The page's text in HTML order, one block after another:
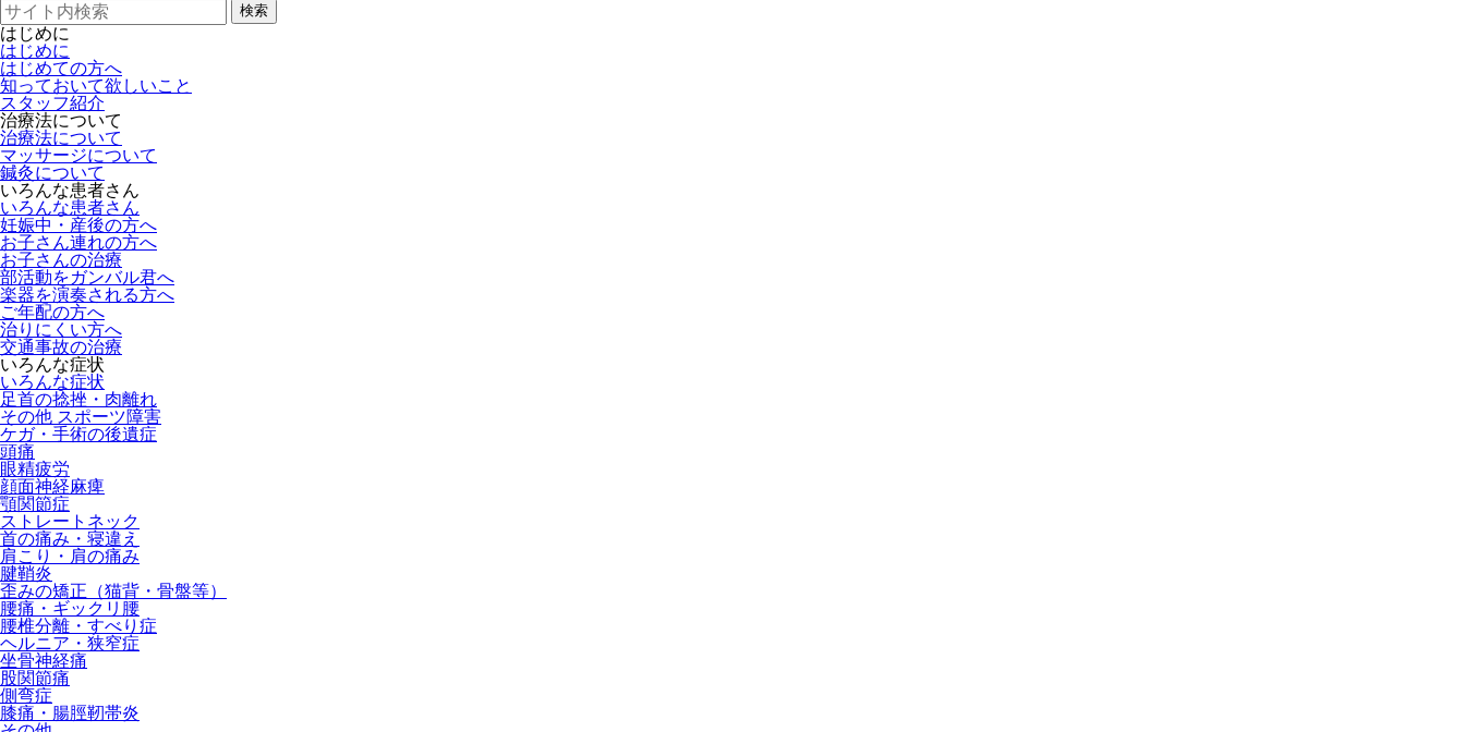
検索
はじめに
はじめに
はじめての方へ
知っておいて欲しいこと
スタッフ紹介
治療法について
治療法について
マッサージについて
鍼灸について
いろんな患者さん
いろんな患者さん
妊娠中・産後の方へ
お子さん連れの方へ
お子さんの治療
部活動をガンバル君へ
楽器を演奏される方へ
ご年配の方へ
治りにくい方へ
交通事故の治療
いろんな症状
いろんな症状
足首の捻挫・肉離れ
その他 スポーツ障害
ケガ・手術の後遺症
頭痛
眼精疲労
顔面神経麻痺
顎関節症
ストレートネック
首の痛み・寝違え
肩こり・肩の痛み
腱鞘炎
歪みの矯正（猫背・骨盤等）
腰痛・ギックリ腰
腰椎分離・すべり症
ヘルニア・狭窄症
坐骨神経痛
股関節痛
側弯症
膝痛・腸脛靭帯炎